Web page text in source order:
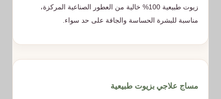
زيوت طبيعية 100% خالية من العطور الصناعية المركزة،
مناسبة للبشرة الحساسة والجافة على حد سواء.
مساج علاجي بزيوت طبيعية